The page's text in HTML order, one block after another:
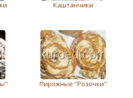
Каштанчики
Пирожные "Розочки"